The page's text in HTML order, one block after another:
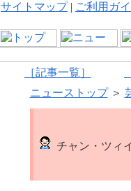
サイトマップ| ご利用ガ
［記事一覧］
ニューストップ＞
チャン・ツィ